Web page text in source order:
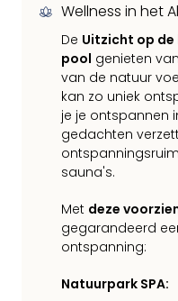
Wellness in het
De Uitzicht op
pool genieten
van de natuur
kan zo uniek
je je ontspannen
gedachten
sauna's.
Met deze
gegarandeerd
ontspanning:
Natuurpark SPA: